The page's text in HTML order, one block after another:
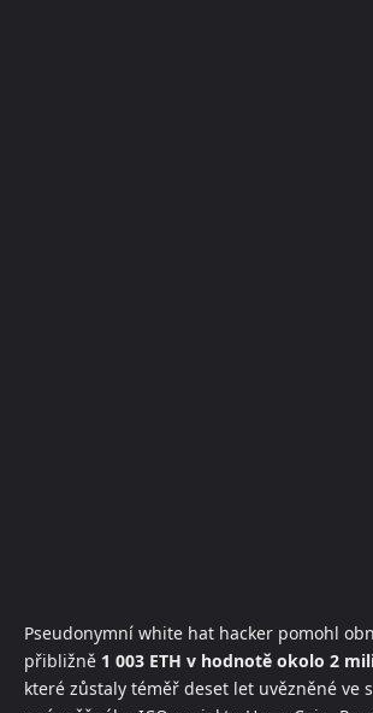
Pseudonymní white hat hacker pomohl
přibližně 1 003 ETH v hodnotě okolo 2
které zůstaly téměř deset let uvězněné ve